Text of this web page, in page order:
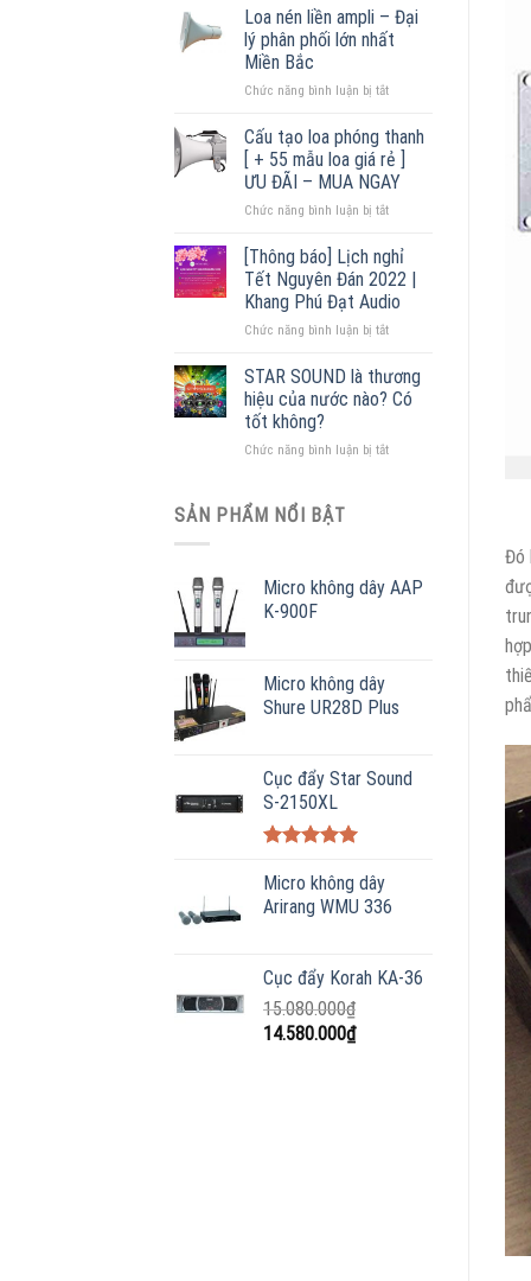
thông
báo
treo
chính
giá
tốt
2022
Loa nén liền ampli – Đại
lý phân phối lớn nhất
Miền Bắc
Chức năng bình luận bị tắtở
nén
liền
ampli
–
Đại
phân
phối
lớn
nhất
Miền
Cấu tạo loa phóng thanh
[ + 55 mẫu loa giá rẻ ]
ƯU ĐÃI – MUA NGAY
Chức năng bình luận bị tắtở
tạo
loa
phóng
thanh
[
55
mẫu
loa
rẻ
[Thông báo] Lịch nghỉ
Tết Nguyên Đán 2022 |
Khang Phú Đạt Audio
Chức năng bình luận bị tắtở
báo]
Lịch
nghỉ
Nguyên
Audio
STAR SOUND là thương
hiệu của nước nào? Có
tốt không?
Chức năng bình luận bị tắtở
nước
SẢN PHẨM NỔI BẬT
Micro không dây AAP
K-900F
Micro không dây
Shure UR28D Plus
Cục đẩy Star Sound
S-2150XL
hạng 5.00
5 sao
Micro không dây
Arirang WMU 336
Cục đẩy Korah KA-36
15.080.000₫
Giá
14.580.000₫Giá
Đó